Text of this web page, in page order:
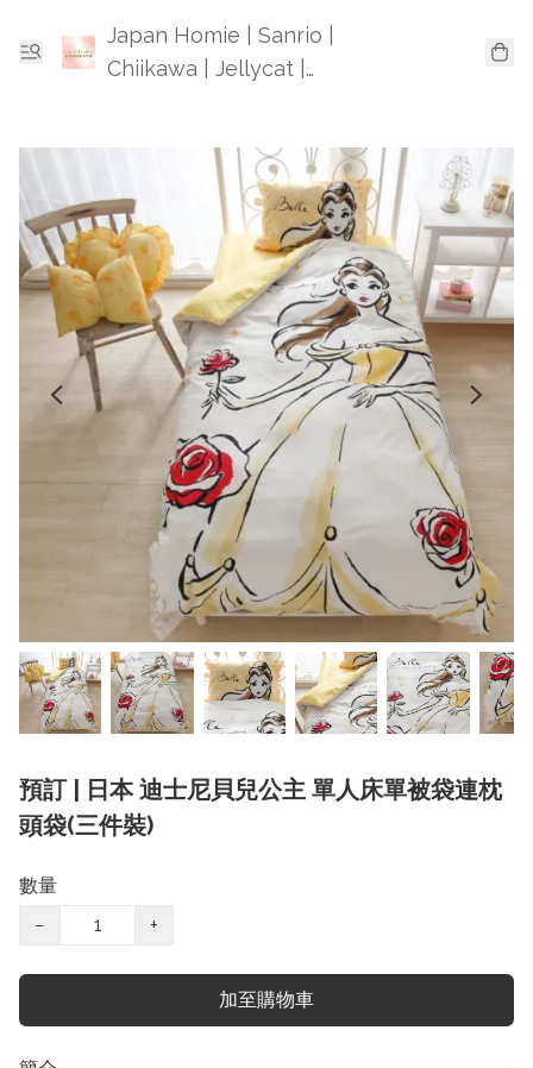
Japan Homie | Sanrio |
Chiikawa | Jellycat |
預訂 | 日本 迪士尼貝兒公主 單人床單被袋連枕
頭袋(三件裝)
數量
−
+
加至購物車